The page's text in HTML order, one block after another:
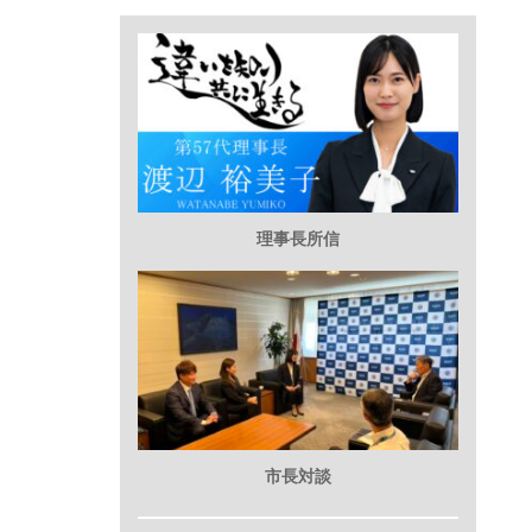
理事長所信
市長対談